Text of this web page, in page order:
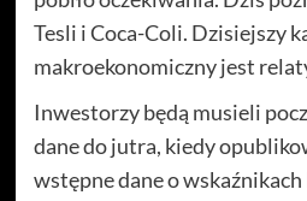
Tesli i Coca-Coli. Dzisiejszy
makroekonomiczny jest
Inwestorzy będą musieli
dane do jutra, kiedy
wstępne dane o